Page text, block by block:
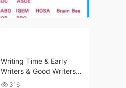
Writing Time & Early
Writers & Good Writers
& Smart Writers 中小學
316